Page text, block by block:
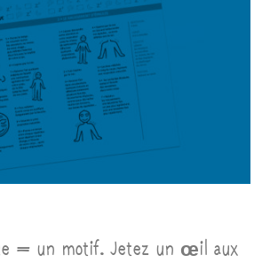
= un motif. Jetez un œil aux